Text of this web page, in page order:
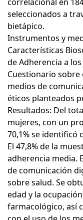
seleccionados a
bietápico.
Instrumentos y
Características
de Adherencia a
Cuestionario
medios de
éticos planteados
Resultados: Del
mujeres, con un
70,1% se identificó
El 47,8% de la
adherencia media.
de comunicación
sobre salud. Se
edad y la
farmacológico, así